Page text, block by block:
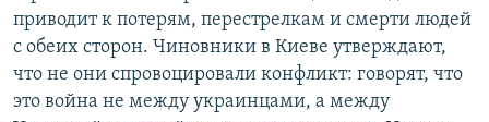
приводит к потерям, перестрелкам и смерти людей
с обеих сторон. Чиновники в Киеве утверждают,
что не они спровоцировали конфликт: говорят, что
это война не между украинцами, а между